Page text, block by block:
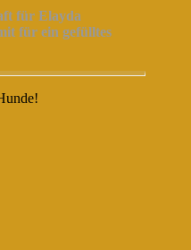
für Elayda
für ein gefülltes